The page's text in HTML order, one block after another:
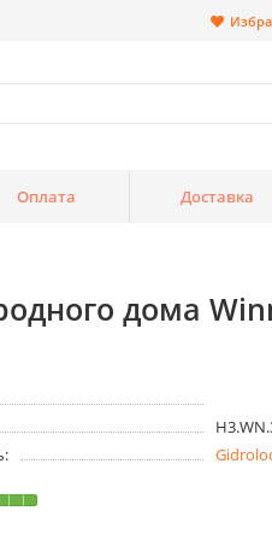
Оплата Доставка
дома